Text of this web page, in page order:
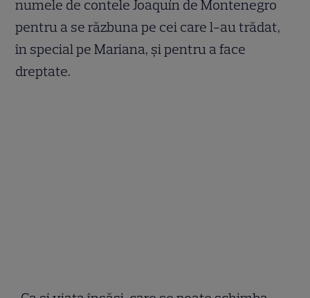
numele de contele Joaquín de Montenegro
pentru a se răzbuna pe cei care l-au trădat,
în special pe Mariana, și pentru a face
dreptate.